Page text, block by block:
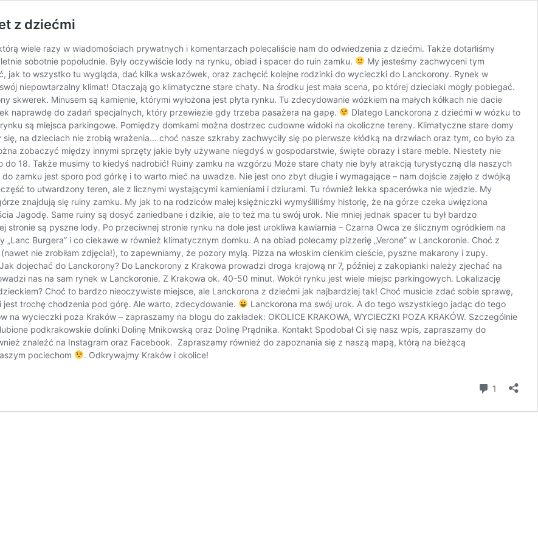
z dziećmi
wiele razy w wiadomościach prywatnych i komentarzach polecaliście nam do odwiedzenia z dziećmi. Także dotarliśmy
sobotnie popołudnie. Były oczywiście lody na rynku, obiad i spacer do ruin zamku.
My jesteśmy zachwyceni tym
jak to wszystko tu wygląda, dać kilka wskazówek, oraz zachęcić kolejne rodzinki do wycieczki do Lanckorony. Rynek w
niepowtarzalny klimat! Otaczają go klimatyczne stare chaty. Na środku jest mała scena, po której dzieciaki mogły pobiegać.
skwerek. Minusem są kamienie, którymi wyłożona jest płyta rynku. Tu zdecydowanie wózkiem na małych kółkach nie dacie
naprawdę do zadań specjalnych, który przewiezie gdy trzeba pasażera na gapę.
Dlatego Lanckorona z dziećmi w wózku to
rynku są miejsca parkingowe. Pomiędzy domkami można dostrzec cudowne widoki na okoliczne tereny. Klimatyczne stare domy
na dzieciach nie zrobią wrażenia… choć nasze szkraby zachwyciły się po pierwsze kłódką na drzwiach oraz tym, co było za
zobaczyć między innymi sprzęty jakie były używane niegdyś w gospodarstwie, święte obrazy i stare meble. Niestety nie
18. Także musimy to kiedyś nadrobić! Ruiny zamku na wzgórzu Może stare chaty nie były atrakcją turystyczną dla naszych
zamku jest sporo pod górkę i to warto mieć na uwadze. Nie jest ono zbyt długie i wymagające – nam dojście zajęło z dwójką
to utwardzony teren, ale z licznymi wystającymi kamieniami i dziurami. Tu również lekka spacerówka nie wjedzie. My
znajdują się ruiny zamku. My jak to na rodziców małej księżniczki wymyśliliśmy historię, że na górze czeka uwięziona
Jagodę. Same ruiny są dosyć zaniedbane i dzikie, ale to też ma tu swój urok. Nie mniej jednak spacer tu był bardzo
stronie są pyszne lody. Po przeciwnej stronie rynku na dole jest urokliwa kawiarnia – Czarna Owca ze ślicznym ogródkiem na
Burgera” i co ciekawe w również klimatycznym domku. A na obiad polecamy pizzerię „Verone” w Lanckoronie. Choć z
nie zrobiłam zdjęcia!), to zapewniamy, że pozory mylą. Pizza na włoskim cienkim cieście, pyszne makarony i zupy.
dojechać do Lanckorony? Do Lanckorony z Krakowa prowadzi droga krajową nr 7, później z zakopianki należy zjechać na
nas na sam rynek w Lanckoronie. Z Krakowa ok. 40-50 minut. Wokół rynku jest wiele miejsc parkingowych. Lokalizację
Choć to bardzo nieoczywiste miejsce, ale Lanckorona z dziećmi jak najbardziej tak! Choć musicie zdać sobie sprawę,
trochę chodzenia pod górę. Ale warto, zdecydowanie.
Lanckorona ma swój urok. A do tego wszystkiego jadąc do tego
wycieczki poza Kraków – zapraszamy na blogu do zakładek: OKOLICE KRAKOWA, WYCIECZKI POZA KRAKÓW. Szczególnie
podkrakowskie dolinki Dolinę Mnikowską oraz Dolinę Prądnika. Kontakt Spodobał Ci się nasz wpis, zapraszamy do
znaleźć na Instagram oraz Facebook. Zapraszamy również do zapoznania się z naszą mapą, którą na bieżącą
pociechom
. Odkrywajmy Kraków i okolice!
1 komentarz